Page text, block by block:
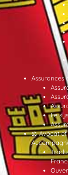
Assurances
Le
⚖️ Avocat et